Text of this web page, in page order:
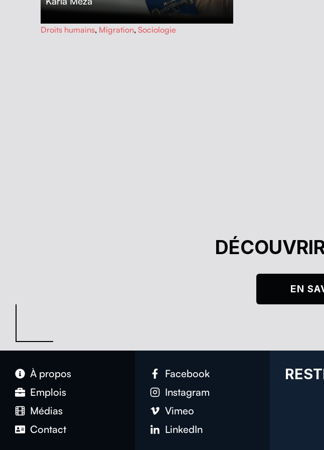
…
Droits humains, Migration, Sociologie
EN
À pro­pos
Emplois
Médias
Con­tact
Face­book
Insta­gram
Vimeo
LinkedIn